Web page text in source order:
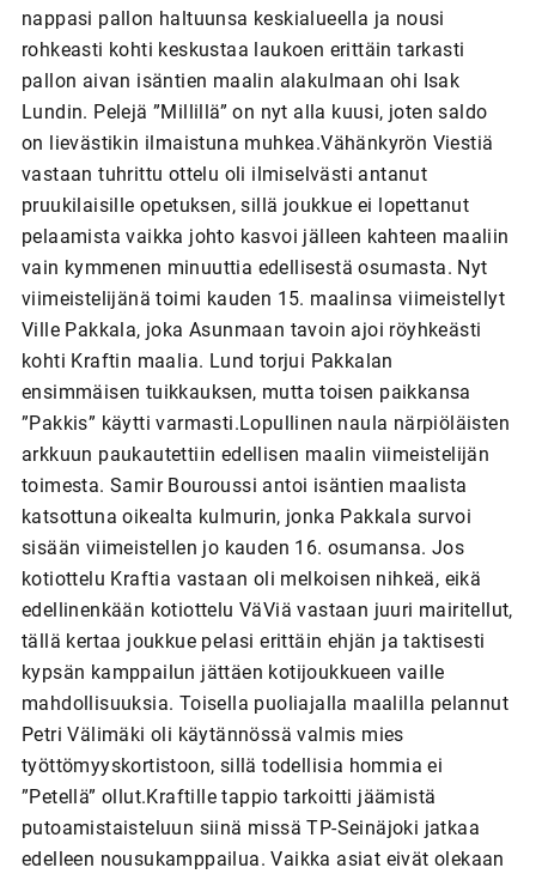
nappasi pallon haltuunsa keskialueella ja nousi
rohkeasti kohti keskustaa laukoen erittäin tarkasti
pallon aivan isäntien maalin alakulmaan ohi Isak
Lundin. Pelejä ”Millillä” on nyt alla kuusi, joten saldo
on lievästikin ilmaistuna muhkea.Vähänkyrön Viestiä
vastaan tuhrittu ottelu oli ilmiselvästi antanut
pruukilaisille opetuksen, sillä joukkue ei lopettanut
pelaamista vaikka johto kasvoi jälleen kahteen maaliin
vain kymmenen minuuttia edellisestä osumasta. Nyt
viimeistelijänä toimi kauden 15. maalinsa viimeistellyt
Ville Pakkala, joka Asunmaan tavoin ajoi röyhkeästi
kohti Kraftin maalia. Lund torjui Pakkalan
ensimmäisen tuikkauksen, mutta toisen paikkansa
”Pakkis” käytti varmasti.Lopullinen naula närpiöläisten
arkkuun paukautettiin edellisen maalin viimeistelijän
toimesta. Samir Bouroussi antoi isäntien maalista
katsottuna oikealta kulmurin, jonka Pakkala survoi
sisään viimeistellen jo kauden 16. osumansa. Jos
kotiottelu Kraftia vastaan oli melkoisen nihkeä, eikä
edellinenkään kotiottelu VäViä vastaan juuri mairitellut,
tällä kertaa joukkue pelasi erittäin ehjän ja taktisesti
kypsän kamppailun jättäen kotijoukkueen vaille
mahdollisuuksia. Toisella puoliajalla maalilla pelannut
Petri Välimäki oli käytännössä valmis mies
työttömyyskortistoon, sillä todellisia hommia ei
”Petellä” ollut.Kraftille tappio tarkoitti jäämistä
putoamistaisteluun siinä missä TP-Seinäjoki jatkaa
edelleen nousukamppailua. Vaikka asiat eivät olekaan